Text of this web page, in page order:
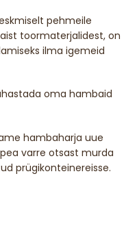
pehmeile
toormaterjalidest, on
ilma igemeid
oma hambaid
hambaharja uue
varre otsast murda
prügikonteinereisse.